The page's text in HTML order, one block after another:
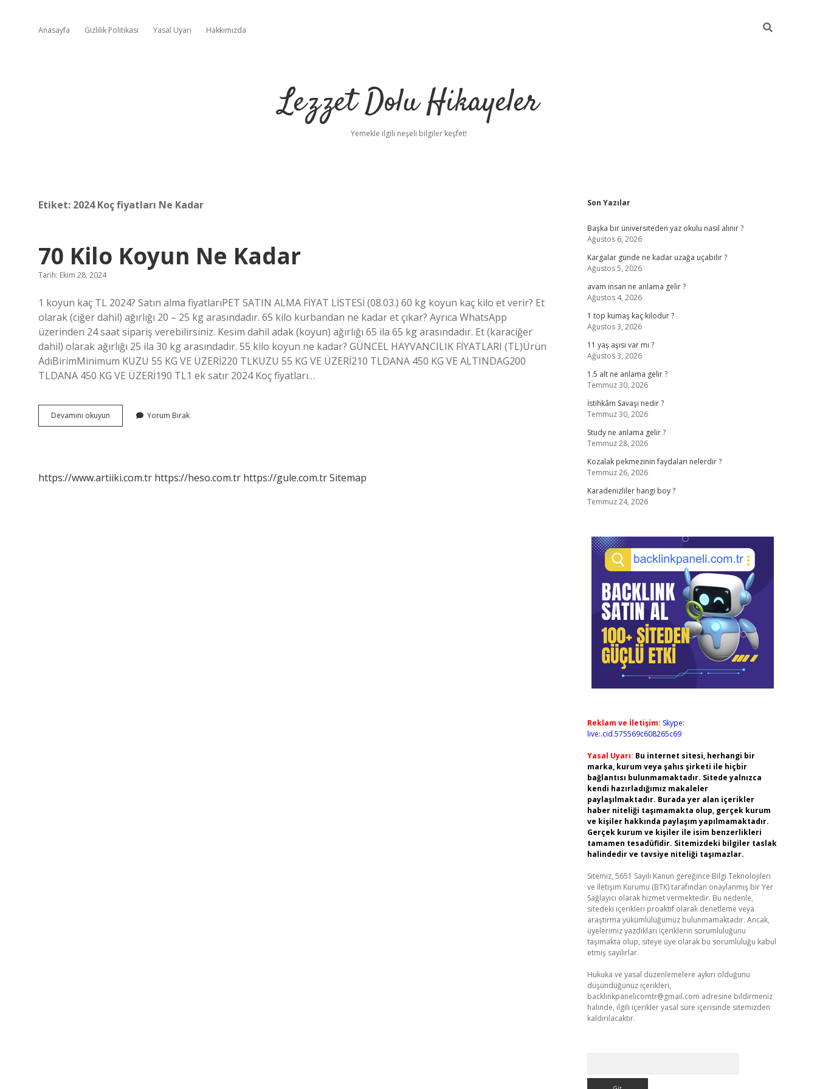
Anasayfa Gizlilik Politikası Yasal Uyarı Hakkımızda
Lezzet Dolu Hikayeler
Yemekle ilgili neşeli bilgiler keşfet!
Etiket: 2024 Koç fiyatları Ne Kadar
70 Kilo Koyun Ne Kadar
Tarih: Ekim 28, 2024
1 koyun kaç TL 2024? Satın alma fiyatlarıPET SATIN ALMA FİYAT LİSTESİ (08.03.) 60 kg koyun kaç kilo et verir? Et
olarak (ciğer dahil) ağırlığı 20 – 25 kg arasındadır. 65 kilo kurbandan ne kadar et çıkar? Ayrıca WhatsApp
üzerinden 24 saat sipariş verebilirsiniz. Kesim dahil adak (koyun) ağırlığı 65 ila 65 kg arasındadır. Et (karaciğer
dahil) olarak ağırlığı 25 ila 30 kg arasındadır. 55 kilo koyun ne kadar? GÜNCEL HAYVANCILIK FİYATLARI (TL)Ürün
AdıBirimMinimum KUZU 55 KG VE ÜZERİ220 TLKUZU 55 KG VE ÜZERİ210 TLDANA 450 KG VE ALTINDAG200
TLDANA 450 KG VE ÜZERİ190 TL1 ek satır 2024 Koç fiyatları…
Devamını okuyun
Kilo
Yorum Bırak
https://www.artiiki.com.tr https://heso.com.tr https://gule.com.trSitemap
Sidebar
Son Yazılar
Başka bir üniversiteden yaz okulu nasıl alınır ?
Ağustos 6, 2026
Kargalar günde ne kadar uzağa uçabilir ?
Ağustos 5, 2026
avam insan ne anlama gelir ?
Ağustos 4, 2026
1 top kumaş kaç kilodur ?
Ağustos 3, 2026
11 yaş aşısı var mı ?
Ağustos 3, 2026
1.5 alt ne anlama gelir ?
Temmuz 30, 2026
İstihkâm Savaşı nedir ?
Temmuz 30, 2026
Study ne anlama gelir ?
Temmuz 28, 2026
Kozalak pekmezinin faydaları nelerdir ?
Temmuz 26, 2026
Karadenizliler hangi boy ?
Temmuz 24, 2026
Reklam ve İletişim: Skype:
live:.cid.575569c608265c69
Yasal Uyarı: Bu internet sitesi, herhangi bir
marka, kurum veya şahıs şirketi ile hiçbir
bağlantısı bulunmamaktadır. Sitede yalnızca
kendi hazırladığımız makaleler
paylaşılmaktadır. Burada yer alan içerikler
haber niteliği taşımamakta olup, gerçek kurum
ve kişiler hakkında paylaşım yapılmamaktadır.
Gerçek kurum ve kişiler ile isim benzerlikleri
tamamen tesadüfidir. Sitemizdeki bilgiler taslak
halindedir ve tavsiye niteliği taşımazlar.
Sitemiz, 5651 Sayılı Kanun gereğince Bilgi Teknolojileri
ve İletişim Kurumu (BTK) tarafından onaylanmış bir Yer
Sağlayıcı olarak hizmet vermektedir. Bu nedenle,
sitedeki içerikleri proaktif olarak denetleme veya
araştırma yükümlülüğümüz bulunmamaktadır. Ancak,
üyelerimiz yazdıkları içeriklerin sorumluluğunu
taşımakta olup, siteye üye olarak bu sorumluluğu kabul
etmiş sayılırlar.
Hukuka ve yasal düzenlemelere aykırı olduğunu
düşündüğünüz içerikleri,
backlinkpanelicomtr@gmail.com adresine bildirmeniz
halinde, ilgili içerikler yasal süre içerisinde sitemizden
kaldırılacaktır.